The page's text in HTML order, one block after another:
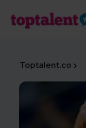
Toptalent.co